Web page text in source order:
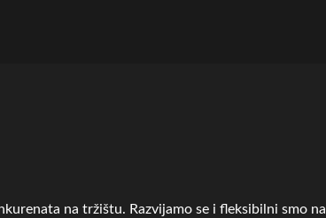
na tržištu. Razvijamo se i fleksibilni smo na